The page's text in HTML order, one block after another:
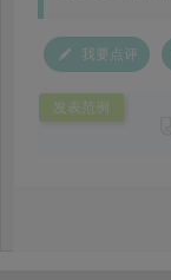
我要点评
发表范例